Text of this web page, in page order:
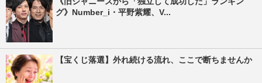
グ》Number_i・平野紫耀、V...
【宝くじ落選】外れ続ける流れ、ここで断ちませんか